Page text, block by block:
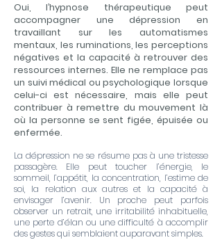
​​​Oui, l’hypnose thérapeutique peut
accompagner une dépression en
travaillant sur les automatismes
mentaux, les ruminations, les perceptions
négatives et la capacité à retrouver des
ressources internes. Elle ne remplace pas
un suivi médical ou psychologique lorsque
celui-ci est nécessaire, mais elle peut
contribuer à remettre du mouvement là
où la personne se sent figée, épuisée ou
enfermée.
La dépression ne se résume pas à une tristesse
passagère. Elle peut toucher l’énergie, le
sommeil, l’appétit, la concentration, l’estime de
soi, la relation aux autres et la capacité à
envisager l’avenir. Un proche peut parfois
observer un retrait, une irritabilité inhabituelle,
une perte d’élan ou une difficulté à accomplir
des gestes qui semblaient auparavant simples.